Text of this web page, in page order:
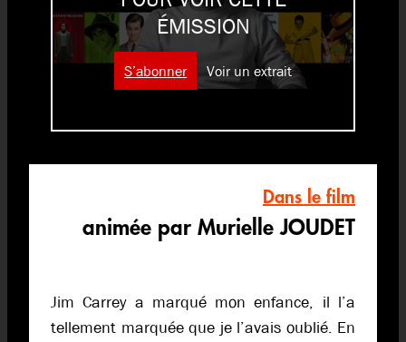
ÉMISSION
S’abonner Voir un extrait
Dans le film
animée par Murielle JOUDET
Jim Carrey a marqué mon enfance, il l’a
tellement marquée que je l’avais oublié. En